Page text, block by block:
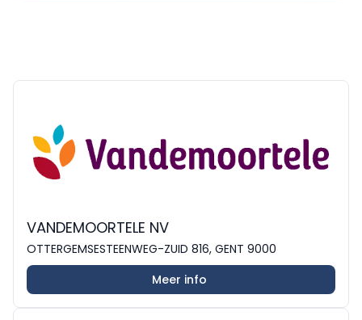
VANDEMOORTELE NV
OTTERGEMSESTEENWEG-ZUID 816, GENT 9000
Meer info